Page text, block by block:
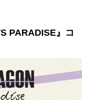
PARADISE』コ